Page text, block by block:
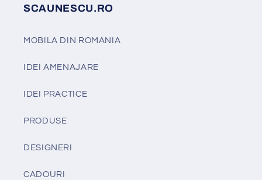
SCAUNESCU.RO
MOBILA DIN ROMANIA
IDEI AMENAJARE
IDEI PRACTICE
PRODUSE
DESIGNERI
CADOURI